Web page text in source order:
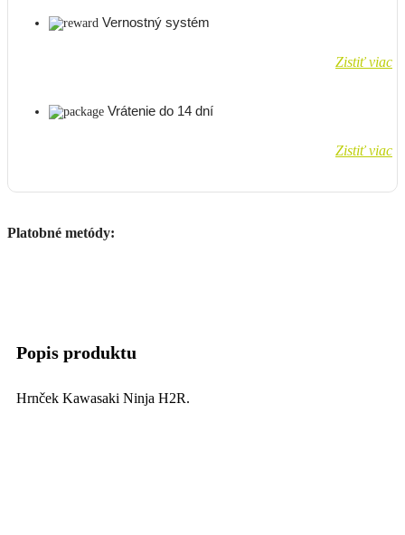
Vernostný systém
Zistiť viac
Vrátenie do 14 dní
Zistiť viac
Platobné metódy:
Popis produktu
Hrnček Kawasaki Ninja H2R.